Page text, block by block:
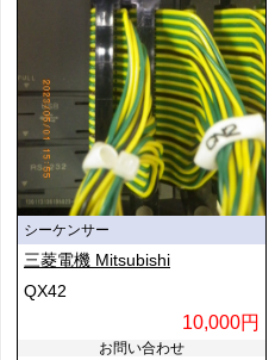
シーケンサー
三菱電機 Mitsubishi
QX42
10,000円
お問い合わせ